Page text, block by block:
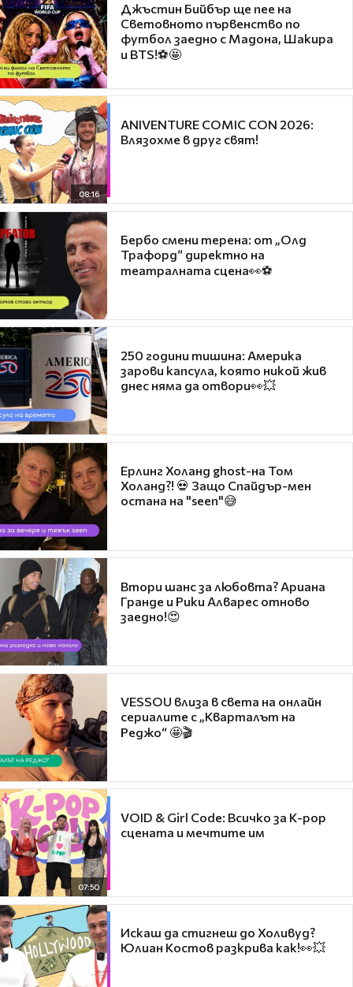
Джъстин Бийбър ще пее на
Световното първенство по
футбол заедно с Мадона, Шакира
и BTS!⚽🤩
08:16
ANIVENTURE COMIC CON 2026:
Влязохме в друг свят!
Бербо смени терена: от „Олд
Трафорд“ директно на
театралната сцена👀⚽
250 години тишина: Америка
зарови капсула, която никой жив
днес няма да отвори👀💥
Ерлинг Холанд ghost-на Том
Холанд?! 💀 Защо Спайдър-мен
остана на "seen"😅
Втори шанс за любовта? Ариана
Гранде и Рики Алварес отново
заедно!😍
VESSOU влиза в света на онлайн
сериалите с „Кварталът на
Реджо“ 🤩🎬
07:50
VOID & Girl Code: Всичко за K-pop
сцената и мечтите им
Искаш да стигнеш до Холивуд?
Юлиан Костов разкрива как!👀💥